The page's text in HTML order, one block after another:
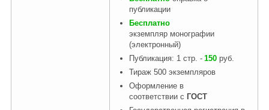
публикации
Бесплатно
экземпляр монографии
(электронный)
Публикация: 1 стр. - 150 руб.
Тираж 500 экземпляров
Оформление в
соответствии с ГОСТ